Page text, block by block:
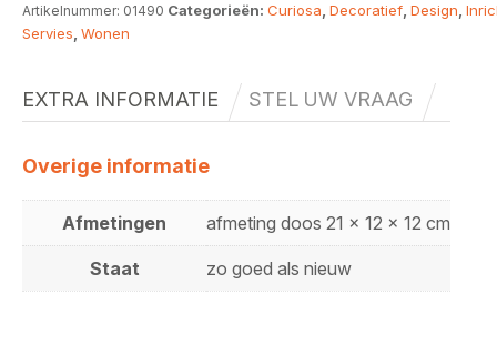
Artikelnummer: 01490 Categorieën: Curiosa, Decoratief, Design,
Servies, Wonen
EXTRA INFORMATIE STEL UW VRAAG
Overige informatie
Afmetingen afmeting doos 21 x 12 x 12 cm
Staat zo goed als nieuw